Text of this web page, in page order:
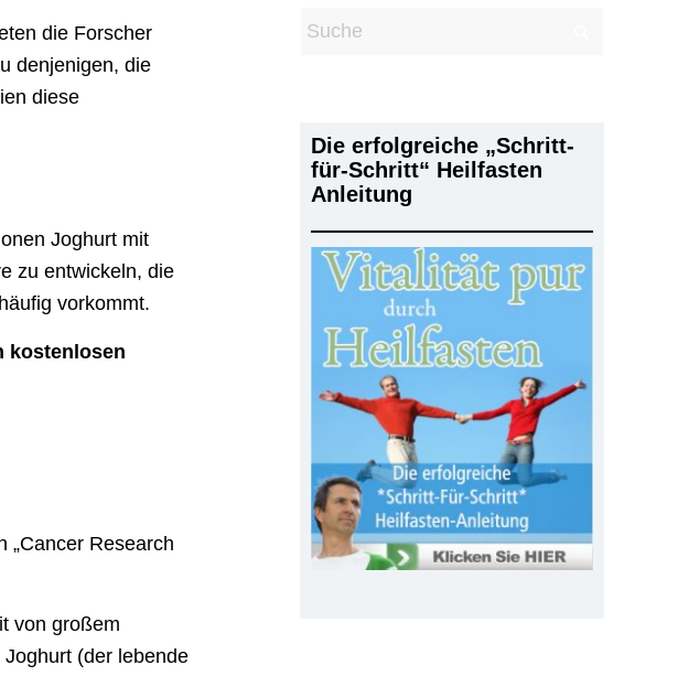
die Forscher
denjenigen, die
diese
Joghurt mit
zu entwickeln, die
vorkommt.
kostenlosen
„Cancer Research
von großem
(der lebende
Die erfolgreiche „Schritt-
für-Schritt“ Heilfasten
Anleitung